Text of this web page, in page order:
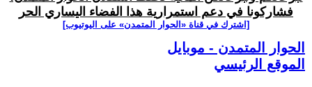
فشاركونا في دعم استمرارية هذا الفضاء اليساري الحر
[اشترك في قناة ‫«الحوار المتمدن» على اليوتيوب]
الحوار المتمدن - موبايل
الموقع الرئيسي